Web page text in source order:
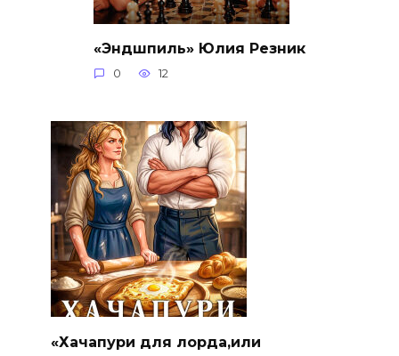
«Эндшпиль» Юлия Резник
0 12
«Хачапури для лорда,или